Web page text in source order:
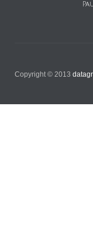
Copyright © 2013